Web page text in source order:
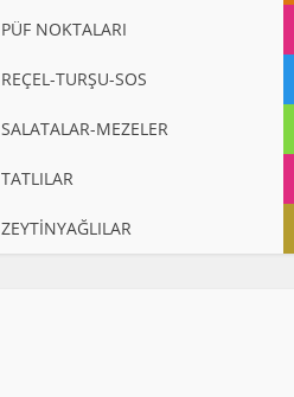
PÜF NOKTALARI
REÇEL-TURŞU-SOS
SALATALAR-MEZELER
TATLILAR
ZEYTİNYAĞLILAR